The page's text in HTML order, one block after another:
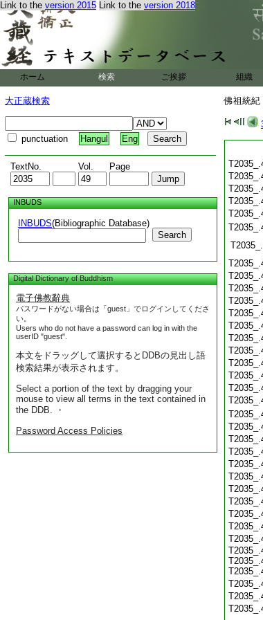
Link to the version 2015 Link to the version 2018
ホーム 検索 ご挨拶 組織
大正蔵検索
punctuation Hangul Eng
TextNo. Vol. Page
INBUDS
INBUDS(Bibliographic Database)
Search
Digital Dictionary of Buddhism
電子佛教辭典
パスワードがない場合は「guest」でログインしてくださ
い。
Users who do not have a password can log in with the
userID "guest".
本文をドラッグして選択するとDDBの見出し語
検索結果が表示されます。
Select a portion of the text by dragging your
mouse to view all terms in the text contained in
the DDB. ・
Password Access Policies
佛祖統紀